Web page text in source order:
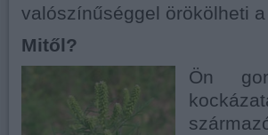
valószínűséggel örökölheti
Mitől?
Ön